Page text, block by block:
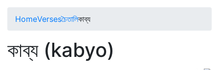
HomeVersesচৈতালিকাব্য
কাব্য (kabyo)